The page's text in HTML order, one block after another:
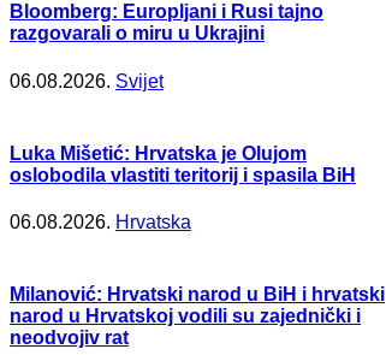
Bloomberg: Europljani i Rusi tajno
razgovarali o miru u Ukrajini
06.08.2026. Svijet
Luka Mišetić: Hrvatska je Olujom
oslobodila vlastiti teritorij i spasila BiH
06.08.2026. Hrvatska
Milanović: Hrvatski narod u BiH i hrvatski
narod u Hrvatskoj vodili su zajednički i
neodvojiv rat